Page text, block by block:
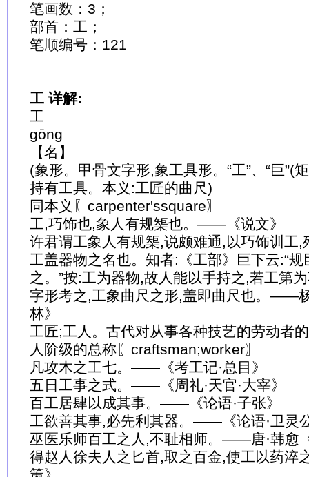
笔画数：3；
部首：工；
笔顺编号：121
工 详解:
工
gōng
【名】
(象形。甲骨文字形,象工具形。“工”、“巨”(
持有工具。本义:工匠的曲尺)
同本义〖carpenter'ssquare〗
工,巧饰也,象人有规榘也。——《说文》
许君谓工象人有规榘,说颇难通,以巧饰训工,
工盖器物之名也。知者:《工部》巨下云:“
之。”按:工为器物,故人能以手持之,若工第
字形考之,工象曲尺之形,盖即曲尺也。——
林》
工匠;工人。古代对从事各种技艺的劳动者
人阶级的总称〖craftsman;worker〗
凡攻木之工七。——《考工记·总目》
五日工事之式。——《周礼·天官·大宰》
百工居肆以成其事。——《论语·子张》
工欲善其事,必先利其器。——《论语·卫灵
巫医乐师百工之人,不耻相师。——唐·韩愈
得赵人徐夫人之匕首,取之百金,使工以药